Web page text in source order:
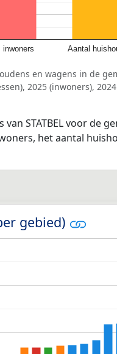
inwoners Aantal
en wagens in de
2025 (inwoners),
STATBEL voor de
het aantal
gebied)